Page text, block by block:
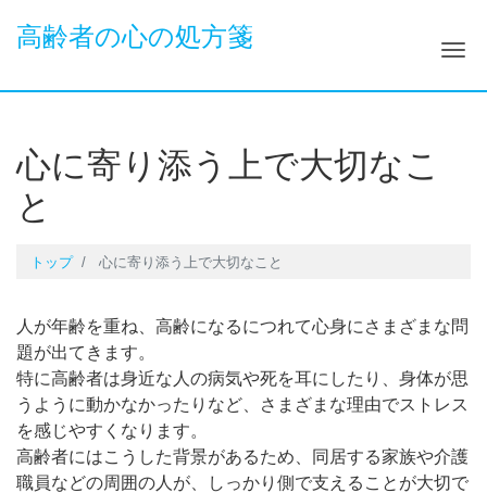
高齢者の心の処方箋
ナ
心に寄り添う上で大切なこ
と
トップ 心に寄り添う上で大切なこと
人が年齢を重ね、高齢になるにつれて心身にさまざまな問
題が出てきます。
特に高齢者は身近な人の病気や死を耳にしたり、身体が思
うように動かなかったりなど、さまざまな理由でストレス
を感じやすくなります。
高齢者にはこうした背景があるため、同居する家族や介護
職員などの周囲の人が、しっかり側で支えることが大切で